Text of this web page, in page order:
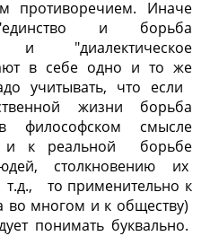
противоречием. Иначе
и борьба
и "диалектическое
в себе одно и то же
учитывать, что если
жизни борьба
философском смысле
и к реальной борьбе
столкновению их
то применительно к
во многом и к обществу)
понимать буквально.